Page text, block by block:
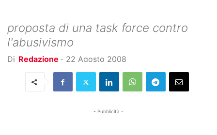
proposta di una task force contro
l'abusivismo
Di Redazione - 22 Agosto 2008
- Pubblicità -